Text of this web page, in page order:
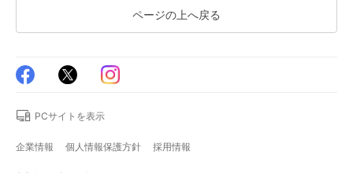
ページの上へ戻る
PCサイトを表示
企業情報 個人情報保護方針 採用情報